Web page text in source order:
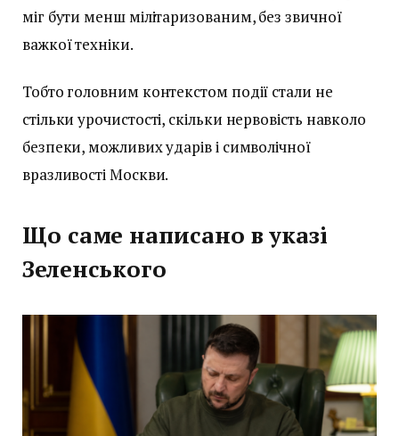
міг бути менш мілітаризованим, без звичної
важкої техніки.
Тобто головним контекстом події стали не
стільки урочистості, скільки нервовість навколо
безпеки, можливих ударів і символічної
вразливості Москви.
Що саме написано в указі
Зеленського